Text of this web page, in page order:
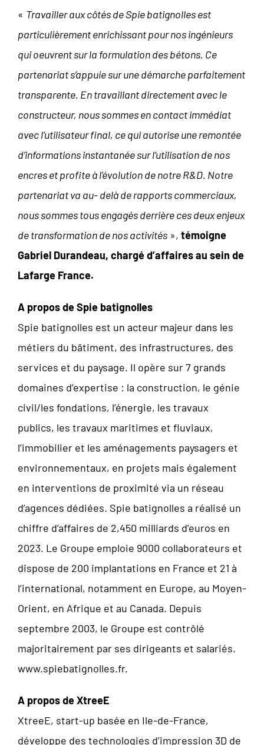
« Travailler aux côtés de Spie batignolles est
particulièrement enrichissant pour nos ingénieurs
qui oeuvrent sur la formulation des bétons. Ce
partenariat s’appuie sur une démarche parfaitement
transparente. En travaillant directement avec le
constructeur, nous sommes en contact immédiat
avec l’utilisateur final, ce qui autorise une remontée
d’informations instantanée sur l’utilisation de nos
encres et profite à l’évolution de notre R&D. Notre
partenariat va au- delà de rapports commerciaux,
nous sommes tous engagés derrière ces deux enjeux
de transformation de nos activités», témoigne
Gabriel Durandeau, chargé d’affaires au sein de
Lafarge France.
A propos de Spie batignolles
Spie batignolles est un acteur majeur dans les
métiers du bâtiment, des infrastructures, des
services et du paysage. Il opère sur 7 grands
domaines d’expertise : la construction, le génie
civil/les fondations, l’énergie, les travaux
publics, les travaux maritimes et fluviaux,
l’immobilier et les aménagements paysagers et
environnementaux, en projets mais également
en interventions de proximité via un réseau
d’agences dédiées. Spie batignolles a réalisé un
chiffre d’affaires de 2,450 milliards d’euros en
2023. Le Groupe emploie 9000 collaborateurs et
dispose de 200 implantations en France et 21 à
l’international, notamment en Europe, au Moyen-
Orient, en Afrique et au Canada. Depuis
septembre 2003, le Groupe est contrôlé
majoritairement par ses dirigeants et salariés.
www.spiebatignolles.fr.
A propos de XtreeE
XtreeE, start-up basée en Ile-de-France,
développe des technologies d’impression 3D de